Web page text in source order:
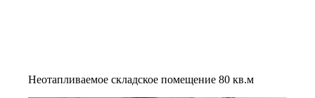
Неотапливаемое складское помещение 80 кв.м